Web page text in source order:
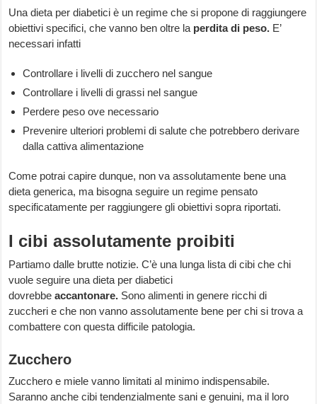
Una dieta per diabetici è un regime che si propone di raggiungere
obiettivi specifici, che vanno ben oltre la perdita di peso. E’
necessari infatti
Controllare i livelli di zucchero nel sangue
Controllare i livelli di grassi nel sangue
Perdere peso ove necessario
Prevenire ulteriori problemi di salute che potrebbero derivare
dalla cattiva alimentazione
Come potrai capire dunque, non va assolutamente bene una
dieta generica, ma bisogna seguire un regime pensato
specificatamente per raggiungere gli obiettivi sopra riportati.
I cibi assolutamente proibiti
Partiamo dalle brutte notizie. C’è una lunga lista di cibi che chi
vuole seguire una dieta per diabetici
dovrebbeaccantonare. Sono alimenti in genere ricchi di
zuccheri e che non vanno assolutamente bene per chi si trova a
combattere con questa difficile patologia.
Zucchero
Zucchero e miele vanno limitati al minimo indispensabile.
Saranno anche cibi tendenzialmente sani e genuini, ma il loro